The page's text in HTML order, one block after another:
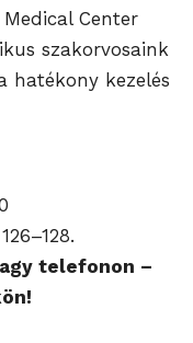
Center
szakorvosaink
hatékony kezelés
telefonon –